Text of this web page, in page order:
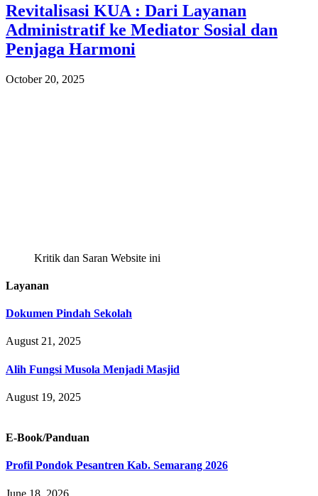
Revitalisasi KUA : Dari Layanan
Administratif ke Mediator Sosial dan
Penjaga Harmoni
October 20, 2025
Kritik dan Saran Website ini
Layanan
Dokumen Pindah Sekolah
August 21, 2025
Alih Fungsi Musola Menjadi Masjid
August 19, 2025
E-Book/Panduan
Profil Pondok Pesantren Kab. Semarang 2026
June 18, 2026